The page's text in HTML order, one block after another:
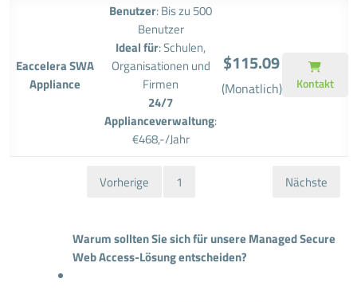
Eaccelera SWA
Appliance
Benutzer: Bis zu 500
Benutzer
Ideal für: Schulen,
Organisationen und
Firmen
24/7
Applianceverwaltung:
€468,-/Jahr
$115.09
(Monatlich) Kontakt
Vorherige 1 Nächste
Warum sollten Sie sich für unsere Managed Secure
Web Access-Lösung entscheiden?